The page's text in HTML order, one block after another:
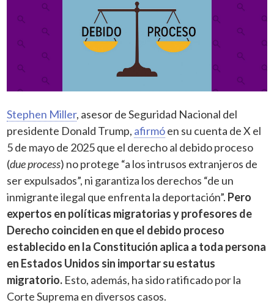
Stephen Miller, asesor de Seguridad Nacional del
presidente Donald Trump, afirmóen su cuenta de X el
5 de mayo de 2025 que el derecho al debido proceso
(due process) no protege “a los intrusos extranjeros de
ser expulsados”, ni garantiza los derechos “de un
inmigrante ilegal que enfrenta la deportación”. Pero
expertos en políticas migratorias y profesores de
Derecho coinciden en que el debido proceso
establecido en la Constitución aplica a toda persona
en Estados Unidos sin importar su estatus
migratorio. Esto, además, ha sido ratificado por la
Corte Suprema en diversos casos.